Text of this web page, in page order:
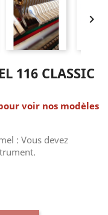

116 CLASSIC
voir nos modèles
: Vous devez